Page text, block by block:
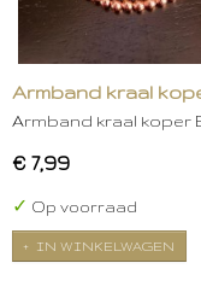
Armband kraal
Armband kraal koper
€ 7,99
✓ Op voorraad
IN WINKELWAGEN